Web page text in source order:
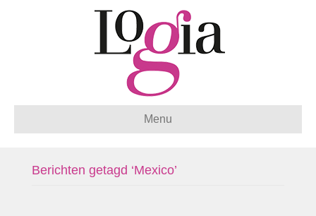
Menu
Berichten getagd ‘Mexico’